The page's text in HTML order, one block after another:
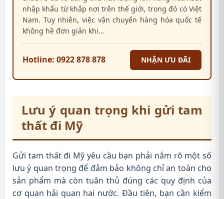
nhập khẩu từ khắp nơi trên thế giới, trong đó có Việt
Nam. Tuy nhiên, việc vận chuyển hàng hóa quốc tế
không hề đơn giản khi…
Hotline: 0922 878 878 NHẬN ƯU ĐÃI
Lưu ý quan trọng khi gửi tam
thất đi Mỹ
Gửi tam thất đi Mỹ yêu cầu bạn phải nắm rõ một số
lưu ý quan trọng để đảm bảo không chỉ an toàn cho
sản phẩm mà còn tuân thủ đúng các quy định của
cơ quan hải quan hai nước. Đầu tiên, bạn cần kiểm